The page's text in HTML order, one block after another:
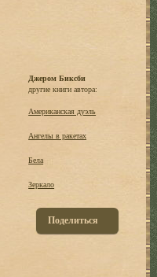
Джером Биксби
другие книги автора:
Американская дуэль
Ангелы в ракетах
Бела
Зеркало
Поделиться